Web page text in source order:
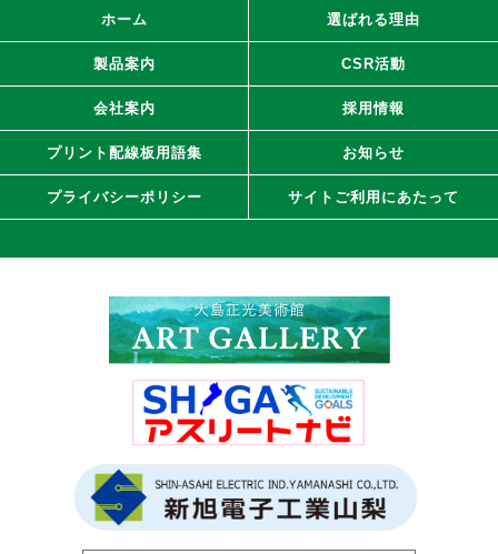
ホーム 選ばれる理由
製品案内 CSR活動
会社案内 採用情報
プリント配線板用語集 お知らせ
プライバシーポリシー サイトご利用にあたって